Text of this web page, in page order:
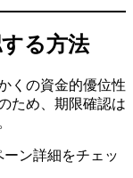
る方法
くの資金的優位性
ため、期限確認は
ーン詳細をチェッ